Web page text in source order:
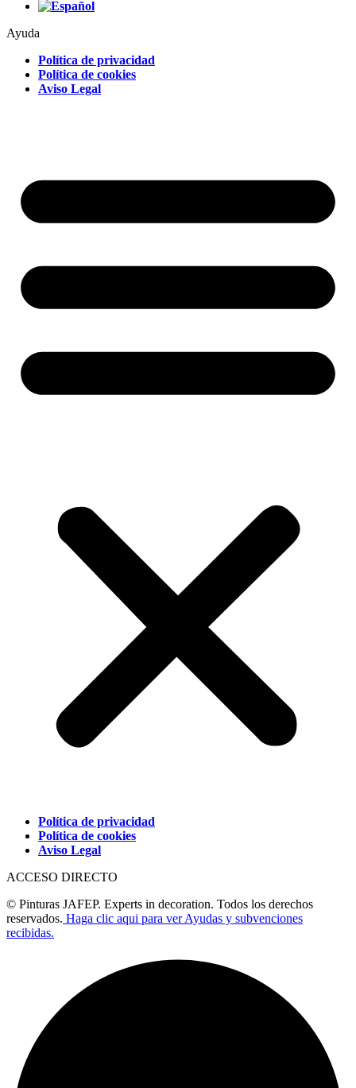
Ayuda
Política de privacidad
Política de cookies
Aviso Legal
Política de privacidad
Política de cookies
Aviso Legal
ACCESO DIRECTO
© Pinturas JAFEP. Experts in decoration. Todos los derechos
reservados. Haga clic aqui para ver Ayudas y subvenciones
recibidas.